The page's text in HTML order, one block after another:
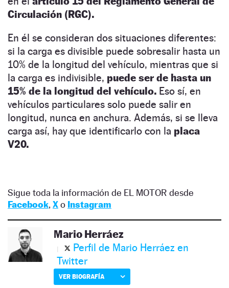
Circulación (RGC).
En él se consideran dos situaciones diferentes:
si la carga es divisible puede sobresalir hasta un
10% de la longitud del vehículo, mientras que si
la carga es indivisible, puede ser de hasta un
15% de la longitud del vehículo. Eso sí, en
vehículos particulares solo puede salir en
longitud, nunca en anchura. Además, si se lleva
carga así, hay que identificarlo con la placa
V20.
Sigue toda la información de EL MOTOR desde
Facebook, Xo Instagram
Mario Herráez
Perfil de Mario Herráez en
Twitter
VER BIOGRAFÍA